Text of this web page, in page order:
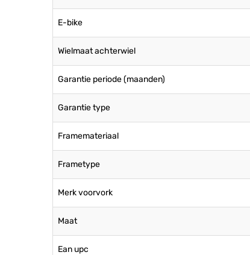
E-bike
Wielmaat achterwiel
Garantie periode (maanden)
Garantie type
Framemateriaal
Frametype
Merk voorvork
Maat
Ean upc